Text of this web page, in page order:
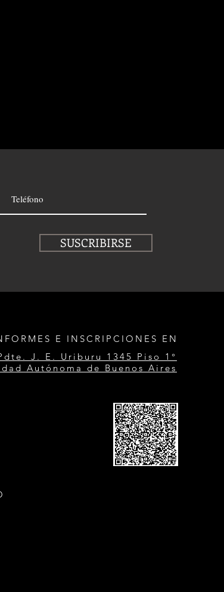
SUSCRIBIRSE
E INSCRIPCIONES EN
J. E. Uriburu 1345 Piso 1°
Autónoma de Buenos Aires